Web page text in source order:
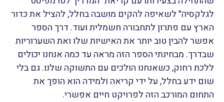
לגלקסיה״ לשאיפה להקים מושבה בחלל, להציל את כדור
הארץ עם פתרון לתחבורה חשמלית ועוד. דרך הספר
אפשר להבין טוב יותר את האישיות שלו ואת השערוריות
שבדרך. מבחינתי הספר הזה מראה עד כמה אנחנו יכולים
ללכת רחוק, כשאנחנו הולכים עם התשוקה שלנו. גם בלי
שום ידע בחלל, על ידי קריאה ולמידה הוא הופך את
התחום המורכב הזה לפרויקט חיים אפשרי.